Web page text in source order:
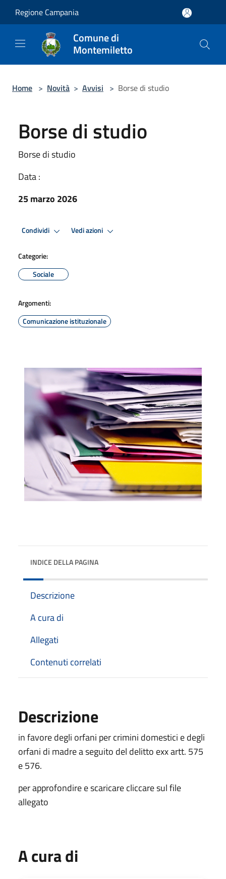
Regione Campania
Comune di
Montemiletto
Home > Novità > Avvisi > Borse di studio
Borse di studio
Borse di studio
Data :
25 marzo 2026
Condividi Vedi azioni
Categorie:
Sociale
Argomenti:
Comunicazione istituzionale
INDICE DELLA PAGINA
Descrizione
A cura di
Allegati
Contenuti correlati
Descrizione
in favore degli orfani per crimini domestici e degli
orfani di madre a seguito del delitto exx artt. 575
e 576.
per approfondire e scaricare cliccare sul file
allegato
A cura di